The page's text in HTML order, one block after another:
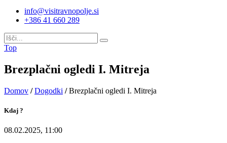
info@visitravnopolje.si
+386 41 660 289
Top
Brezplačni ogledi I. Mitreja
Domov / Dogodki / Brezplačni ogledi I. Mitreja
Kdaj ?
08.02.2025, 11:00